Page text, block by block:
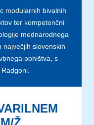
modularnih bivalnih
ter kompetenčni
mednarodnega
največjih slovenskih
pohištva, s